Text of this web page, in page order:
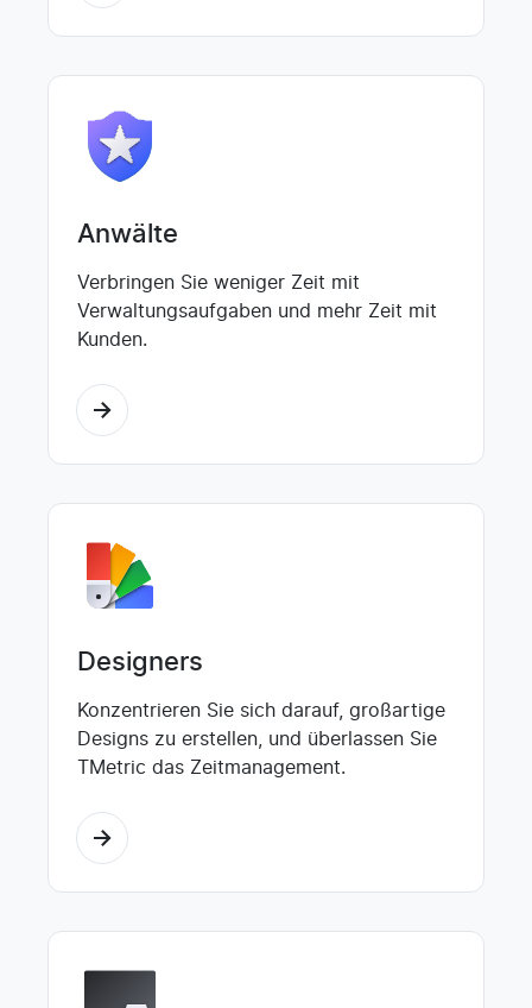
Anwälte
Verbringen Sie weniger Zeit mit
Verwaltungsaufgaben und mehr Zeit mit
Kunden.
Designers
Konzentrieren Sie sich darauf, großartige
Designs zu erstellen, und überlassen Sie
TMetric das Zeitmanagement.